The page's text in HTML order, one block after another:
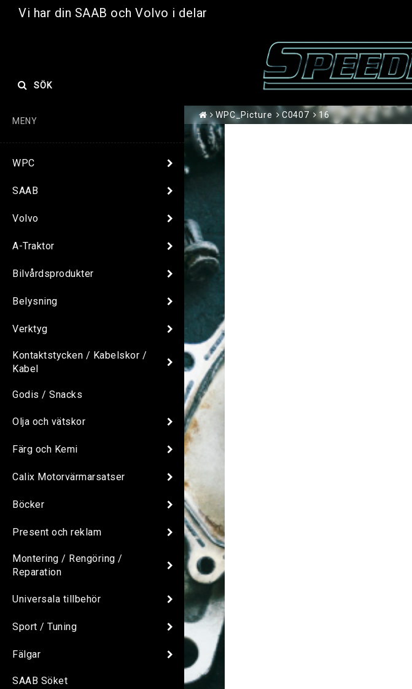
Vi har din SAAB och Volvo i delar
SÖK
MENY
WPC
SAAB
Volvo
A-Traktor
Bilvårdsprodukter
Belysning
Verktyg
Kontaktstycken / Kabelskor /
Kabel
Godis / Snacks
Olja och vätskor
Färg och Kemi
Calix Motorvärmarsatser
Böcker
Present och reklam
Montering / Rengöring /
Reparation
Universala tillbehör
Sport / Tuning
Fälgar
SAAB Söket
WPC_Picture C0407 16